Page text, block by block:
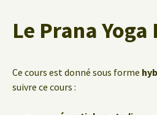
Le Prana Yoga
Ce cours est donné sous forme
suivre ce cours :